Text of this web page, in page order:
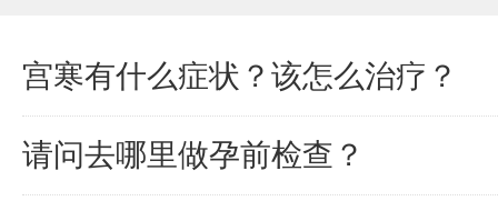
宫寒有什么症状？该怎么治疗？
请问去哪里做孕前检查？